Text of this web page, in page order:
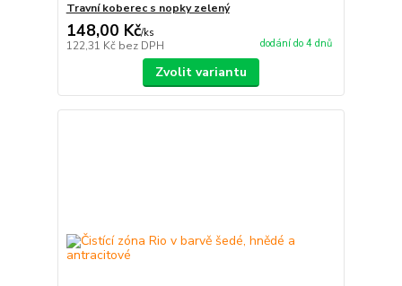
Travní koberec s nopky zelený
148,00 Kč/ks
122,31 Kč bez DPH dodání do 4 dnů
Zvolit variantu